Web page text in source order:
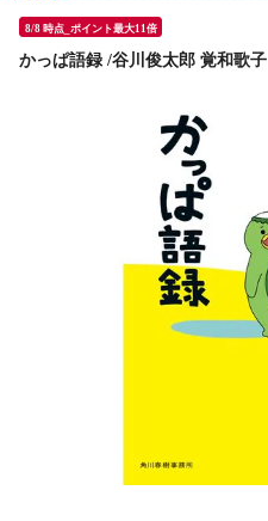
8/8 時点_ポイント最大11倍
かっぱ語録 /谷川俊太郎 覚和歌子